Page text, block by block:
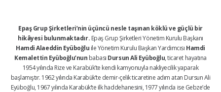
Epaş Grup Şirketleri’nin üçüncü nesle taşınan köklü ve güçlü bir
hikâyesi bulunmaktadır. Epaş Grup Şirketleri Yönetim Kurulu Başkanı
Hamdi Alaeddin Eyüboğlu ile Yönetim Kurulu Başkan Yardımcısı Hamdi
Kemalettin Eyüboğlu’nun babası Dursun Ali Eyüboğlu, ticaret hayatına
1954 yılında Rize ve Karabük’te kendi kamyonuyla nakliyecilik yaparak
başlamıştır. 1962 yılında Karabük’te demir-çelik ticaretine adım atan Dursun Ali
Eyüboğlu, 1967 yılında Karabük’te ilk haddehanesini, 1977 yılında ise Gebze’de